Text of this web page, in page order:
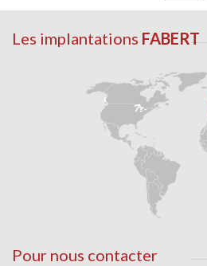
Les implantations FABERT
Pour nous contacter